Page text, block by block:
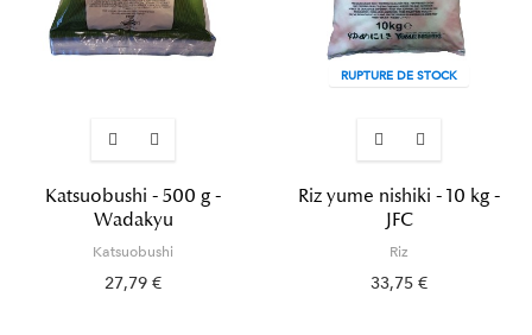
Katsuobushi - 500 g -
Wadakyu
Katsuobushi
27,79 €
RUPTURE DE STOCK
Riz yume nishiki - 10 kg -
JFC
Riz
33,75 €